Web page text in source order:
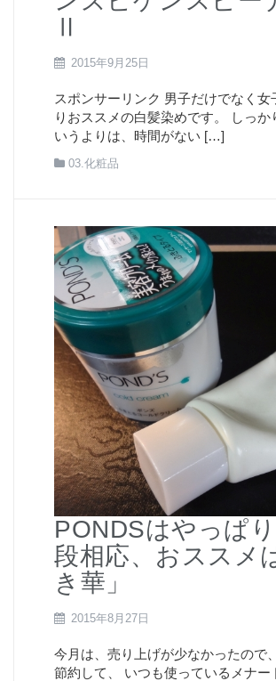
Ⅱ
2015年9月25日
スポンサーリンク 男子だけでなく女
りおススメの白髪染めです。 しっか
いうよりは、時間がない […]
03.化粧品
PONDSはやっぱ
段相応、おススメ
き華」
2015年8月27日
今月は、売り上げが少なかったので
節約して、 いつも使っているメナー